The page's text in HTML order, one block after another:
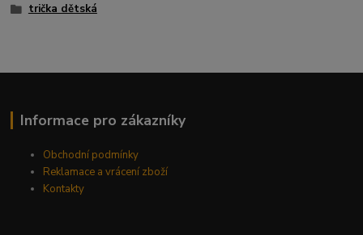
trička dětská
Informace pro zákazníky
Obchodní podmínky
Reklamace a vrácení zboží
Kontakty